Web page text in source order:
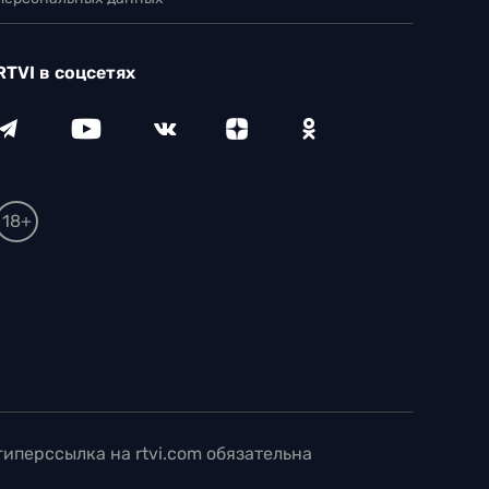
в соцсетях
18+
на rtvi.com обязательна